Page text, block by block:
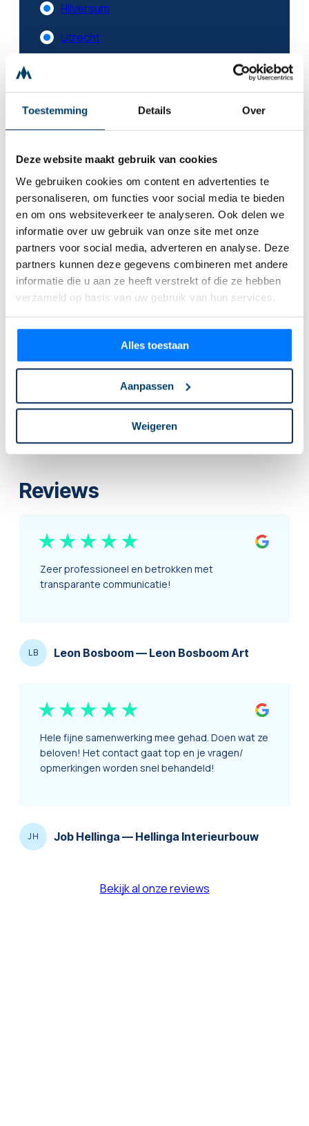
Toestemming Details Over
Deze website maakt gebruik van cookies
We gebruiken cookies om content en advertenties te
personaliseren, om functies voor social media te bieden
en om ons websiteverkeer te analyseren. Ook delen we
informatie over uw gebruik van onze site met onze
partners voor social media, adverteren en analyse. Deze
partners kunnen deze gegevens combineren met andere
informatie die u aan ze heeft verstrekt of die ze hebben
verzameld op basis van uw gebruik van hun services.
Alles toestaan
Aanpassen
Weigeren
Hilversum
Utrecht
Onze klanten beoordelen ons met
4,9/ 5
Reviews
Zeer professioneel en betrokken met
transparante communicatie!
LB Leon Bosboom— Leon Bosboom Art
Hele fijne samenwerking mee gehad. Doen wat ze
beloven! Het contact gaat top en je vragen/
opmerkingen worden snel behandeld!
JH Job Hellinga — Hellinga Interieurbouw
Bekijk al onze reviews